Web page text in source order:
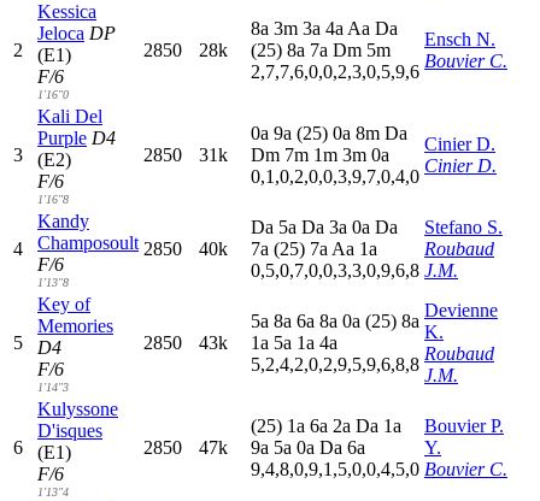
2
Kessica
Jeloca DP
(E1)
F/6
1'16"0
2850 28k
8a 3m 3a 4a Aa Da
(25) 8a 7a Dm 5m
2,7,7,6,0,0,2,3,0,5,9,6
Ensch N.
Bouvier C.
3
Kali Del
Purple D4
(E2)
F/6
1'16"8
2850 31k
0a 9a (25) 0a 8m Da
Dm 7m 1m 3m 0a
0,1,0,2,0,0,3,9,7,0,4,0
Cinier D.
Cinier D.
4
Kandy
Champosoult
F/6
1'13"8
2850 40k
Da 5a Da 3a 0a Da
7a (25) 7a Aa 1a
0,5,0,7,0,0,3,3,0,9,6,8
Stefano S.
Roubaud
J.M.
5
Key of
Memories
D4
F/6
1'14"3
2850 43k
5a 8a 6a 8a 0a (25) 8a
1a 5a 1a 4a
5,2,4,2,0,2,9,5,9,6,8,8
Devienne
K.
Roubaud
J.M.
6
Kulyssone
D'isques
(E1)
F/6
1'13"4
2850 47k
(25) 1a 6a 2a Da 1a
9a 5a 0a Da 6a
9,4,8,0,9,1,5,0,0,4,5,0
Bouvier P.
Y.
Bouvier C.